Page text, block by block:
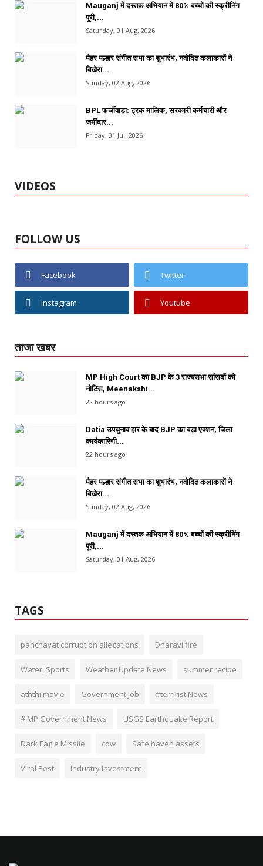
Mauganj में दस्तक अभियान में 80% बच्चों की स्क्रीनिंग
पूरी,...
Saturday, 01 Aug, 2026
मैहर मल्हार संगीत सभा का शुभारंभ, नवोदित कलाकारों ने
बिखेरा...
Sunday, 02 Aug, 2026
BPL फर्जीवाड़ा: ट्रक मालिक, सरकारी कर्मचारी और
जमींदार...
Friday, 31 Jul, 2026
VIDEOS
FOLLOW US
Facebook Twitter
Instagram Youtube
ताजा खबर
MP High Court का BJP के 3 राज्यसभा सांसदों को
नोटिस, Meenakshi...
22 hours ago
Datia उपचुनाव हार के बाद BJP का बड़ा एक्शन, जिला
कार्यकारिणी...
22 hours ago
मैहर मल्हार संगीत सभा का शुभारंभ, नवोदित कलाकारों ने
बिखेरा...
Sunday, 02 Aug, 2026
Mauganj में दस्तक अभियान में 80% बच्चों की स्क्रीनिंग
पूरी,...
Saturday, 01 Aug, 2026
TAGS
panchayat corruption allegations Dharavi fire
Water_Sports Weather Update News summer recipe
aththi movie Government Job #terririst News
# MP Government News USGS Earthquake Report
Dark Eagle Missile cow Safe haven assets
Viral Post Industry Investment